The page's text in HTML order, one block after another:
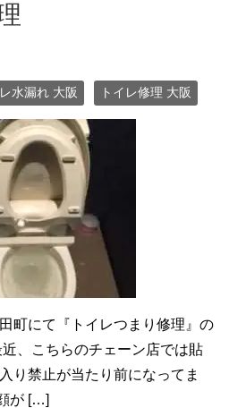
水漏れ 大阪 トイレ修理 大阪
町にて『トイレつまり修理』の
、こちらのチェーン店では貼
り禁止が当たり前になってま
が […]